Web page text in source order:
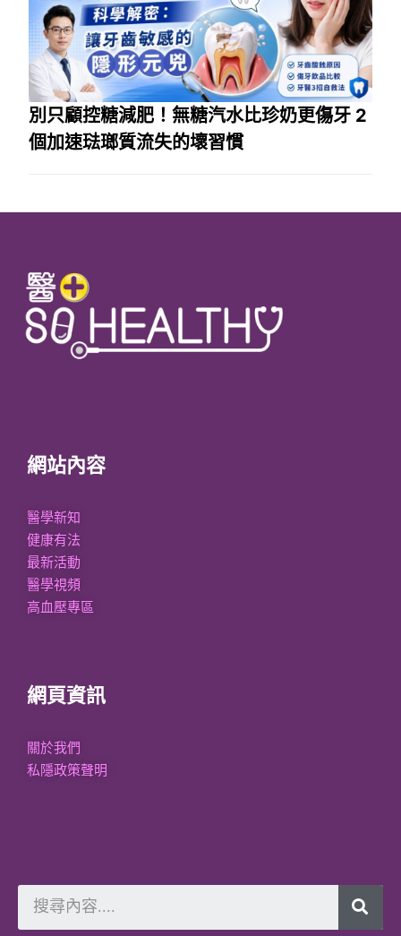
別只顧控糖減肥！無糖汽水比珍奶更傷牙 2
個加速琺瑯質流失的壞習慣
網站內容
醫學新知
健康有法
最新活動
醫學視頻
高血壓專區
網頁資訊
關於我們
私隱政策聲明